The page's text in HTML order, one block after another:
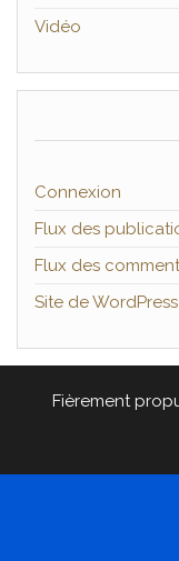
Vidéo
Connexion
Flux des
Flux des
Site de
Fièrement